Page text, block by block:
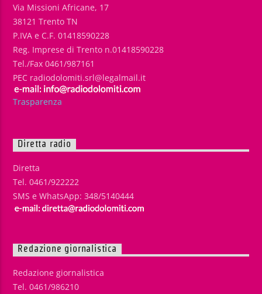
Via Missioni Africane, 17
38121 Trento TN
P.IVA e C.F. 01418590228
Reg. Imprese di Trento n.01418590228
Tel./Fax 0461/987161
PEC radiodolomiti.srl@legalmail.it
Trasparenza
Diretta radio
Diretta
Tel. 0461/922222
SMS e WhatsApp: 348/5140444
Redazione giornalistica
Redazione giornalistica
Tel. 0461/986210